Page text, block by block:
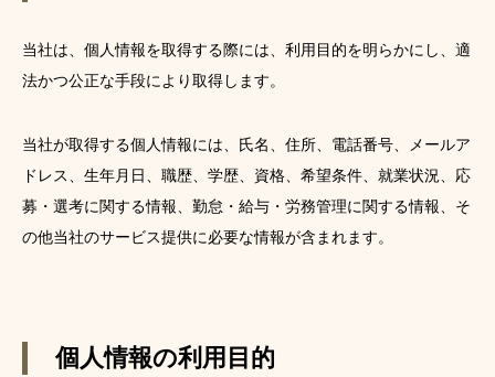
当社は、個人情報を取得する際には、利用目的を明らかにし、適
法かつ公正な手段により取得します。
当社が取得する個人情報には、氏名、住所、電話番号、メールア
ドレス、生年月日、職歴、学歴、資格、希望条件、就業状況、応
募・選考に関する情報、勤怠・給与・労務管理に関する情報、そ
の他当社のサービス提供に必要な情報が含まれます。
個人情報の利用目的